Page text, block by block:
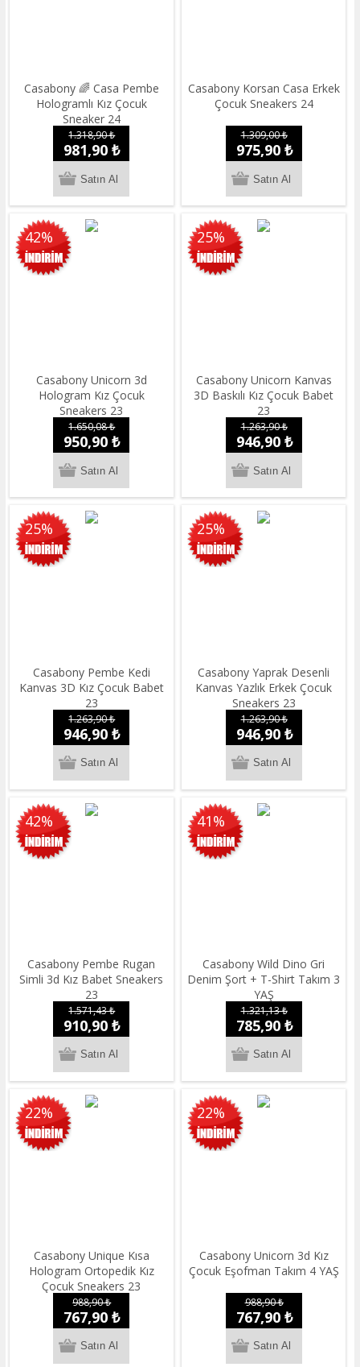
Casabony 🌈 Casa Pembe
Hologramlı Kız Çocuk
Sneaker 24
1.318,90 ₺
981,90 ₺
Casabony Korsan Casa Erkek
Çocuk Sneakers 24
1.309,00 ₺
975,90 ₺
42%
Casabony Unicorn 3d
Hologram Kız Çocuk
Sneakers 23
1.650,08 ₺
950,90 ₺
25%
Casabony Unicorn Kanvas
3D Baskılı Kız Çocuk Babet
23
1.263,90 ₺
946,90 ₺
25%
Casabony Pembe Kedi
Kanvas 3D Kız Çocuk Babet
23
1.263,90 ₺
946,90 ₺
25%
Casabony Yaprak Desenli
Kanvas Yazlık Erkek Çocuk
Sneakers 23
1.263,90 ₺
946,90 ₺
42%
Casabony Pembe Rugan
Simli 3d Kız Babet Sneakers
23
1.571,43 ₺
910,90 ₺
41%
Casabony Wild Dino Gri
Denim Şort + T-Shirt Takım 3
YAŞ
1.321,13 ₺
785,90 ₺
22%
Casabony Unique Kısa
Hologram Ortopedik Kız
Çocuk Sneakers 23
988,90 ₺
767,90 ₺
22%
Casabony Unicorn 3d Kız
Çocuk Eşofman Takım 4 YAŞ
988,90 ₺
767,90 ₺